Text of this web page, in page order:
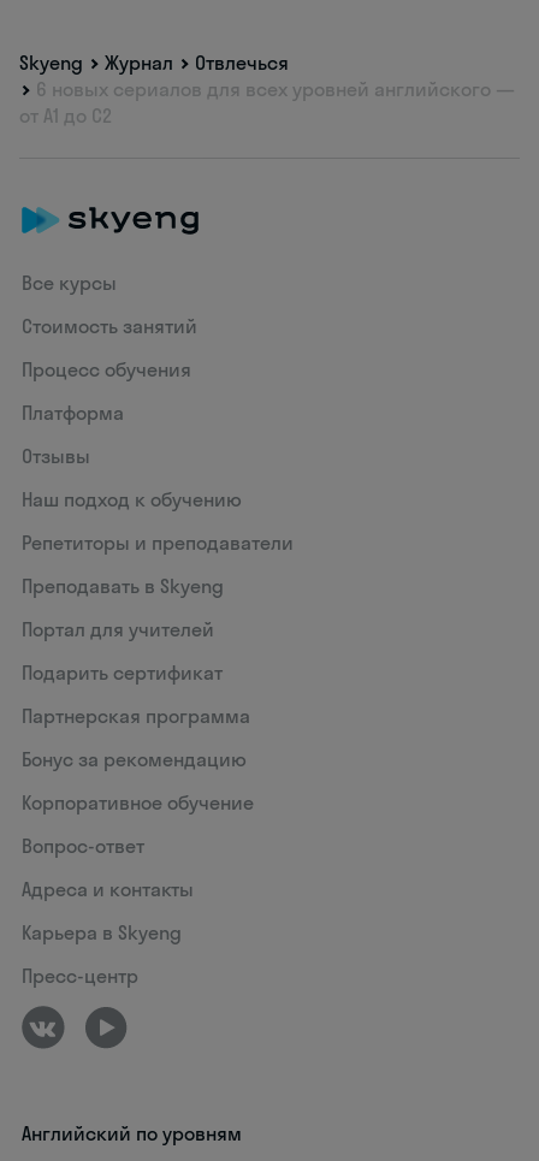
Skyeng Журнал
Отвлечься
6 новых сериалов для всех уровней английского —
от А1 до С2
Все курсы
Стоимость занятий
Процесс обучения
Платформа
Отзывы
Наш подход к обучению
Репетиторы и преподаватели
Преподавать в Skyeng
Портал для учителей
Подарить сертификат
Партнерская программа
Бонус за рекомендацию
Корпоративное обучение
Вопрос-ответ
Адреса и контакты
Карьера в Skyeng
Пресс-центр
Английский по уровням